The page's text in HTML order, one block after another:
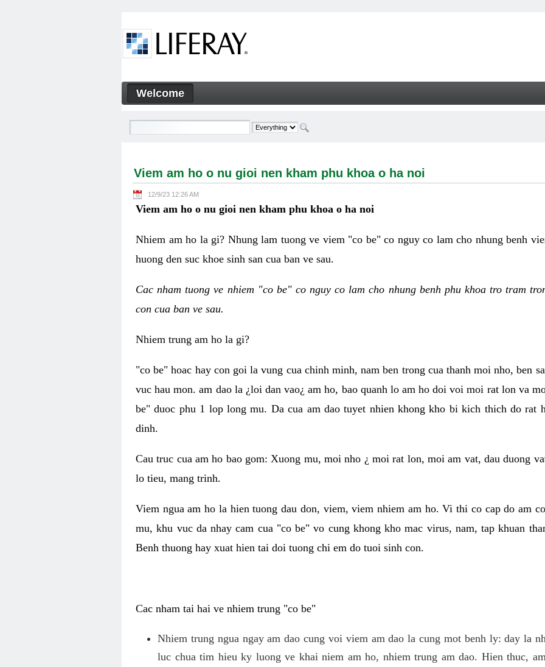
Viem am ho o nu gioi nen kham phu khoa o ha noi - Welcome
Navigation
Welcome
Viem am ho o nu gioi nen kham phu khoa o ha noi
12/9/23 12:26 AM
Viem am ho o nu gioi nen kham phu khoa o ha noi
Nhiem am ho la gi? Nhung lam tuong ve viem "co be" co nguy co lam cho nhung benh
huong den suc khoe sinh san cua ban ve sau.
Cac nham tuong ve nhiem "co be" co nguy co lam cho nhung benh phu khoa tro tram
con cua ban ve sau.
Nhiem trung am ho la gi?
"co be" hoac hay con goi la vung cua chinh minh, nam ben trong cua thanh moi nho, ben
vuc hau mon. am dao la ¿loi dan vao¿ am ho, bao quanh lo am ho doi voi moi rat lon va
be" duoc phu 1 lop long mu. Da cua am dao tuyet nhien khong kho bi kich thich do rat
dinh.
Cau truc cua am ho bao gom: Xuong mu, moi nho ¿ moi rat lon, moi am vat, dau duong
lo tieu, mang trinh.
Viem ngua am ho la hien tuong dau don, viem, viem nhiem am ho. Vi thi co cap do am
mu, khu vuc da nhay cam cua "co be" vo cung khong kho mac virus, nam, tap khuan
Benh thuong hay xuat hien tai doi tuong chi em do tuoi sinh con.
Cac nham tai hai ve nhiem trung "co be"
Nhiem trung ngua ngay am dao cung voi viem am dao la cung mot benh ly: day la
luc chua tim hieu ky luong ve khai niem am ho, nhiem trung am dao. Hien thuc,